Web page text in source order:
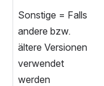
Sonstige = Falls
andere bzw.
ältere Versionen
verwendet
werden